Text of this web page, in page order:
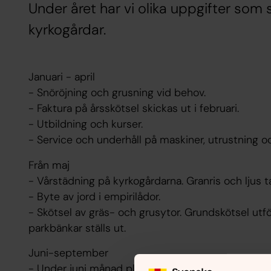
Under året har vi olika uppgifter som
kyrkogårdar.
Januari - april
- Snöröjning och grusning vid behov.
- Faktura på årsskötsel skickas ut i februari.
- Utbildning och kurser.
- Service och underhåll på maskiner, utrustning
Från maj
- Vårstädning på kyrkogårdarna. Granris och ljus
- Byte av jord i empirilådor.
- Skötsel av gräs- och grusytor. Grundskötsel
parkbänkar ställs ut.
Juni-september